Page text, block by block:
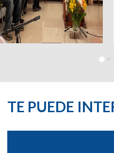
TE PUEDE